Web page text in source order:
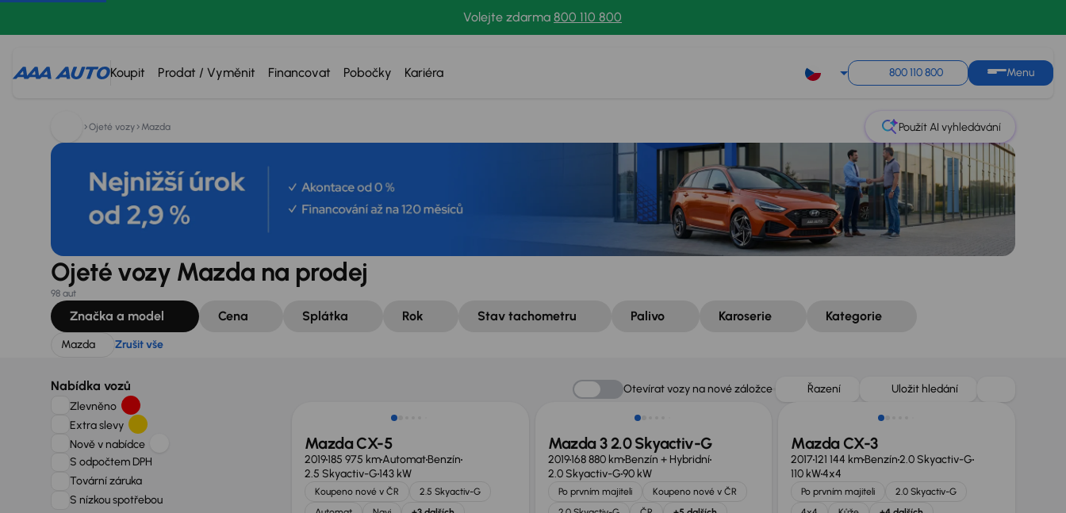
Volejte zdarma 800 110 800
Koupit Prodat / Vyměnit Financovat Pobočky Kariéra 800 110 800 Menu
Hledáte: Zrušit vše
Ojeté vozy Mazda Použít AI vyhledávání
Ojeté vozy Mazda na prodej
98 aut
Značka a model Cena Splátka Rok Stav tachometru Palivo Karoserie Kategorie
Mazda Zrušit vše
Nabídka vozů
Zlevněno
Extra slevy
Nově v nabídce
S odpočtem DPH
Tovární záruka
S nízkou spotřebou
Otevírat vozy na nové záložce Řazení Uložit hledání
Mazda CX-5
2019185 975 kmAutomatBenzín
2.5 Skyactiv-G143 kW
Koupeno nové v ČR
2.5 Skyactiv-G
Zlevněno o 30 000 Kč
Mazda 3 2.0 Skyactiv-G
2019168 880 kmBenzín + Hybridní
2.0 Skyactiv-G90 kW
Po prvním majiteli
Koupeno nové v ČR
Mazda CX-3
2017121 144 kmBenzín2.0 Skyactiv-G
110 kW4x4
Po prvním majiteli
2.0 Skyactiv-G